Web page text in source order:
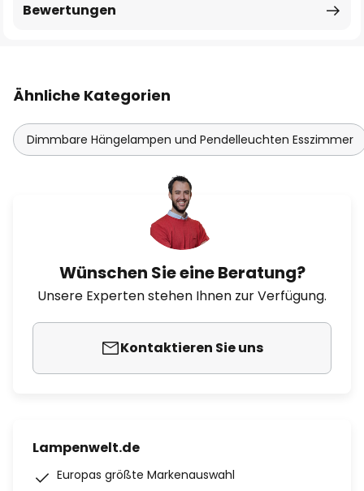
Bewertungen
Ähnliche Kategorien
Dimmbare Hängelampen und Pendelleuchten Esszimmer
Wünschen Sie eine Beratung?
Unsere Experten stehen Ihnen zur Verfügung.
Kontaktieren Sie uns
Lampenwelt.de
Europas größte Markenauswahl